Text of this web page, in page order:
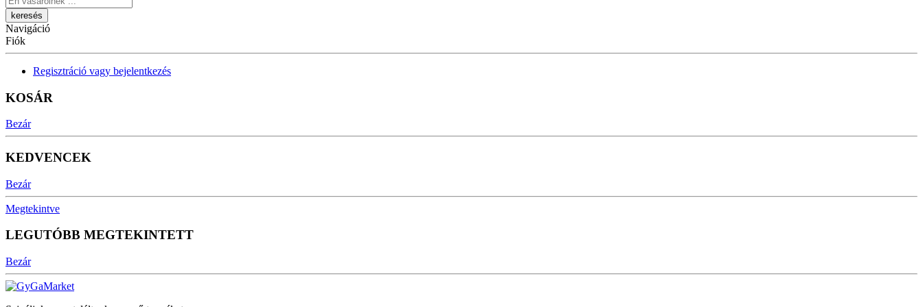
Navigáció
Fiók
Regisztráció vagy bejelentkezés
KOSÁR
Bezár
KEDVENCEK
Bezár
Megtekintve
LEGUTÓBB MEGTEKINTETT
Bezár